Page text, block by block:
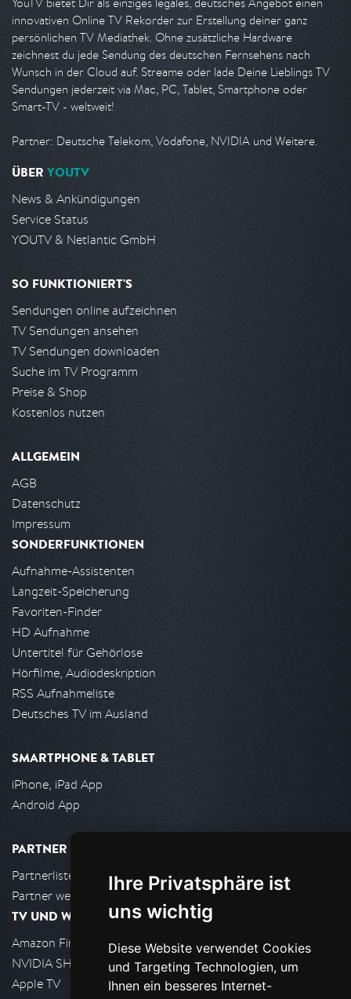
Ihre Privatsphäre ist
uns wichtig
Diese Website verwendet Cookies
und Targeting Technologien, um
Ihnen ein besseres Internet-
innovativen Online TV Rekorder zur Erstellung deiner ganz
persönlichen TV Mediathek. Ohne zusätzliche Hardware
zeichnest du jede Sendung des deutschen Fernsehens nach
Wunsch in der Cloud auf. Streame oder lade Deine Lieblings TV
Sendungen jederzeit via Mac, PC, Tablet, Smartphone oder
Smart-TV - weltweit!
Partner: Deutsche Telekom, Vodafone, NVIDIA und Weitere.
ÜBER YOUTV
News & Ankündigungen
Service Status
YOUTV & Netlantic GmbH
SO FUNKTIONIERT'S
Sendungen online aufzeichnen
TV Sendungen ansehen
TV Sendungen downloaden
Suche im TV Programm
Preise & Shop
Kostenlos nutzen
ALLGEMEIN
AGB
Datenschutz
Impressum
SONDERFUNKTIONEN
Aufnahme-Assistenten
Langzeit-Speicherung
Favoriten-Finder
HD Aufnahme
Untertitel für Gehörlose
Hörfilme, Audiodeskription
RSS Aufnahmeliste
Deutsches TV im Ausland
SMARTPHONE & TABLET
iPhone, iPad App
Android App
PARTNER
Partnerliste
Partner werden
TV UND WOHNZIMMER
Amazon FireTV
NVIDIA SHIELD, Google TV
Apple TV